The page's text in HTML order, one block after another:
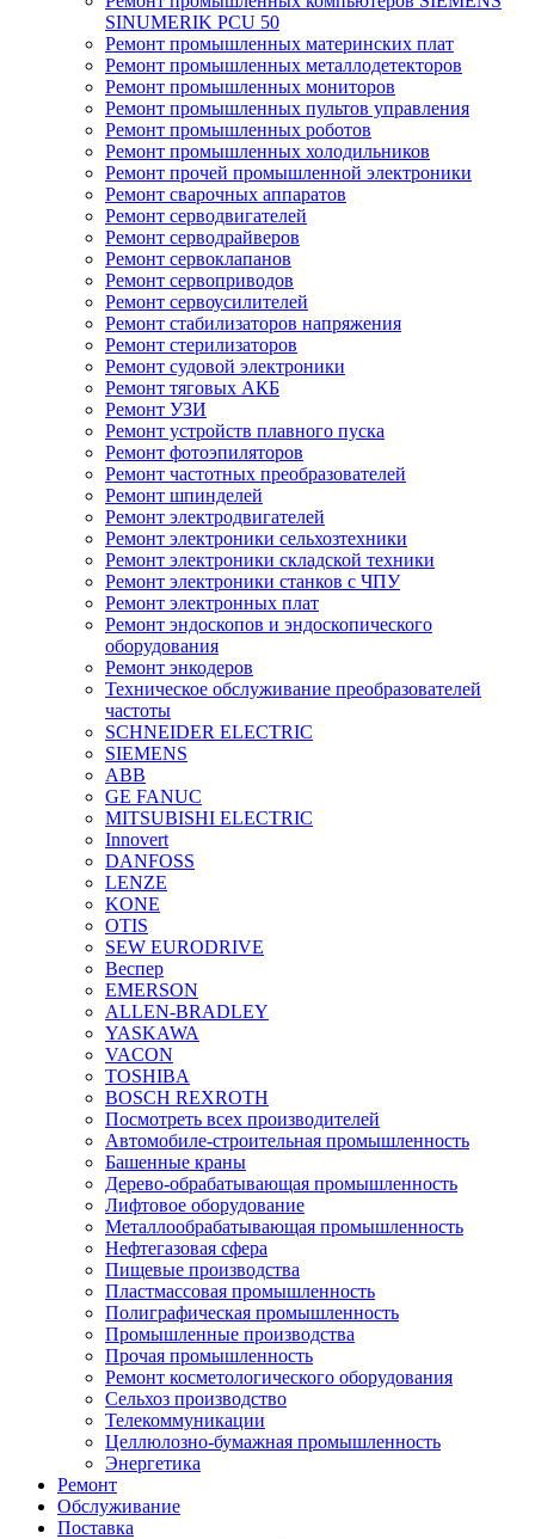
SINUMERIK PCU 50
Ремонт промышленных материнских плат
Ремонт промышленных металлодетекторов
Ремонт промышленных мониторов
Ремонт промышленных пультов управления
Ремонт промышленных роботов
Ремонт промышленных холодильников
Ремонт прочей промышленной электроники
Ремонт сварочных аппаратов
Ремонт серводвигателей
Ремонт серводрайверов
Ремонт сервоклапанов
Ремонт сервоприводов
Ремонт сервоусилителей
Ремонт стабилизаторов напряжения
Ремонт стерилизаторов
Ремонт судовой электроники
Ремонт тяговых АКБ
Ремонт УЗИ
Ремонт устройств плавного пуска
Ремонт фотоэпиляторов
Ремонт частотных преобразователей
Ремонт шпинделей
Ремонт электродвигателей
Ремонт электроники сельхозтехники
Ремонт электроники складской техники
Ремонт электроники станков с ЧПУ
Ремонт электронных плат
Ремонт эндоскопов и эндоскопического
оборудования
Ремонт энкодеров
Техническое обслуживание преобразователей
частоты
SCHNEIDER ELECTRIC
SIEMENS
ABB
GE FANUC
MITSUBISHI ELECTRIC
Innovert
DANFOSS
LENZE
KONE
OTIS
SEW EURODRIVE
Веспер
EMERSON
ALLEN-BRADLEY
YASKAWA
VACON
TOSHIBA
BOSCH REXROTH
Посмотреть всех производителей
Автомобиле-строительная промышленность
Башенные краны
Дерево-обрабатывающая промышленность
Лифтовое оборудование
Металлообрабатывающая промышленность
Нефтегазовая сфера
Пищевые производства
Пластмассовая промышленность
Полиграфическая промышленность
Промышленные производства
Прочая промышленность
Ремонт косметологического оборудования
Сельхоз производство
Телекоммуникации
Целлюлозно-бумажная промышленность
Энергетика
Ремонт
Обслуживание
Поставка